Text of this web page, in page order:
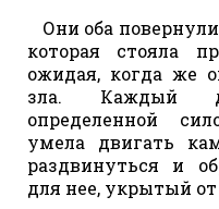
Они оба
которая стояла
ожидая, когда же
зла. Каждый
определенной
умела двигать
раздвинуться и
для нее, укрытый